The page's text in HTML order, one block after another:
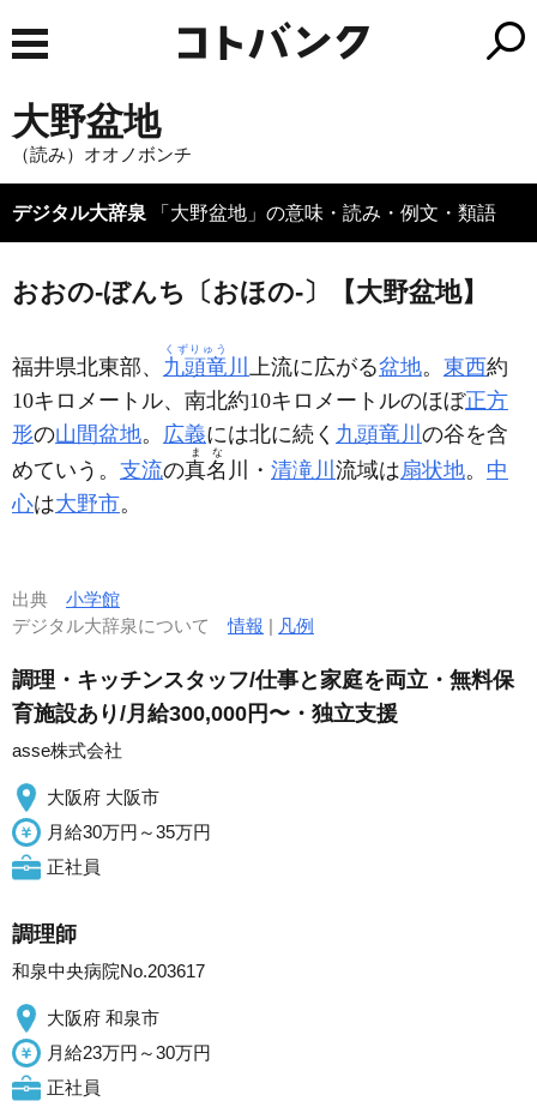
大野盆地
（読み）オオノボンチ
デジタル大辞泉 「大野盆地」の意味・読み・例文・類語
おおの‐ぼんち〔おほの‐〕【大野盆地】
福井県北東部、 九頭竜
くずりゅう
川 上流に広がる盆地。 東西約
10キロメートル、南北約10キロメートルのほぼ正方
形の山間盆地。 広義には北に続く 九頭竜川 の谷を含
めていう。 支流の真名
まな
川・ 清滝川 流域は扇状地。 中
心は大野市。
出典 小学館
デジタル大辞泉について情報 | 凡例
調理・キッチンスタッフ/仕事と家庭を両立・無料保
育施設あり/月給300,000円〜・独立支援
asse株式会社
大阪府 大阪市
月給30万円～35万円
正社員
調理師
和泉中央病院No.203617
大阪府 和泉市
月給23万円～30万円
正社員